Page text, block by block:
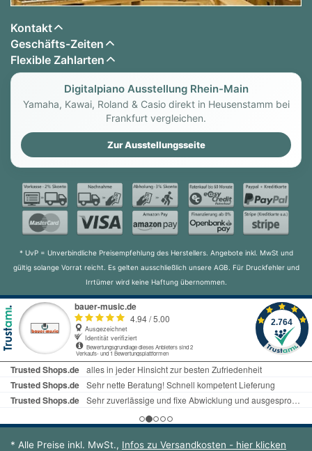
Kontakt
Geschäfts-Zeiten
Flexible Zahlarten
Digitalpiano Ausstellung Rhein-Main
Yamaha, Kawai, Roland & Casio direkt in Heusenstamm bei
Frankfurt vergleichen.
Zur Ausstellungsseite
* UvP = Unverbindliche Preisempfehlung des Herstellers. Angebote inkl. MwSt und
gültig solange Vorrat reicht. Es gelten ausschließlich unsere AGB. Für Druckfehler und
Irrtümer wird keine Haftung übernommen.
* Alle Preise inkl. MwSt., Infos zu Versandkosten - hier klicken